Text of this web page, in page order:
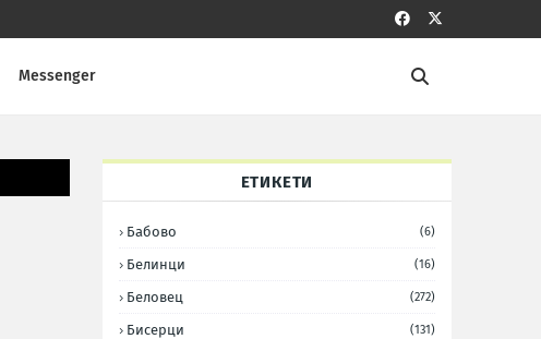
Messenger
ЕТИКЕТИ
Бабово (6)
Белинци (16)
Беловец (272)
Бисерци (131)